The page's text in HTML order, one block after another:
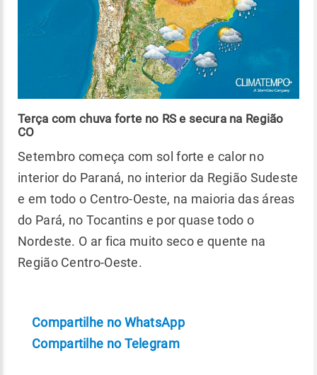
Terça com chuva forte no RS e secura na Região
CO
Setembro começa com sol forte e calor no
interior do Paraná, no interior da Região Sudeste
e em todo o Centro-Oeste, na maioria das áreas
do Pará, no Tocantins e por quase todo o
Nordeste. O ar fica muito seco e quente na
Região Centro-Oeste.
Compartilhe no WhatsApp
Compartilhe no Telegram